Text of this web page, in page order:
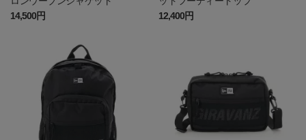
14,500円
12,400円